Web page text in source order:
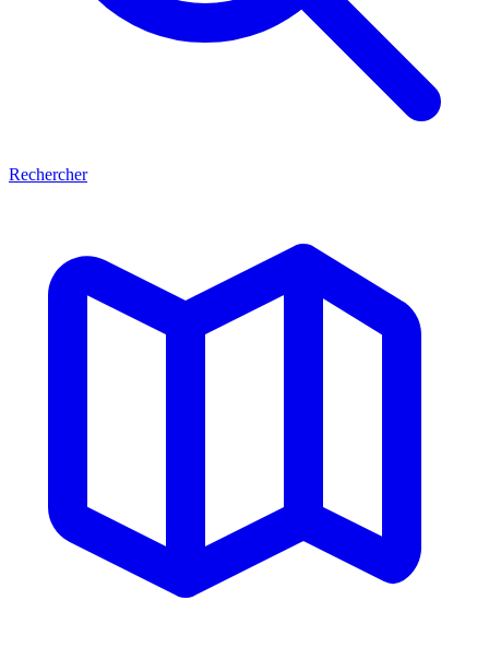
Rechercher